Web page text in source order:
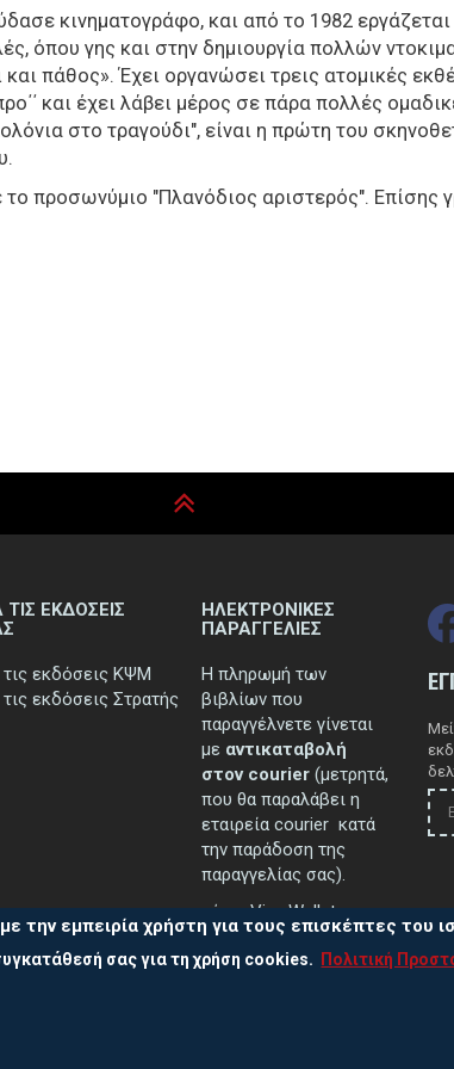
κινηματογράφο, και από το 1982
όπου γης και στην δημιουργία πολλών
πάθος». Έχει οργανώσει τρεις ατομικές
και έχει λάβει μέρος σε πάρα πολλές
στο τραγούδι", είναι η πρώτη του
προσωνύμιο "Πλανόδιος αριστερός". Επίσης
ΤΙΣ ΕΚΔΟΣΕΙΣ
τις εκδόσεις ΚΨΜ
τις εκδόσεις Στρατής
ΗΛΕΚΤΡΟΝΙΚΕΣ
ΠΑΡΑΓΓΕΛΙΕΣ
Η πληρωμή των
βιβλίων που
παραγγέλνετε γίνεται
με αντικαταβολή
στον courier (μετρητά,
που θα παραλάβει η
εταιρεία courier κατά
την παράδοση της
παραγγελίας σας).
μέσω Viva Wallet.
..περισσότερα
την εμπειρία χρήστη για τους επισκέπτες του
σας για τη χρήση cookies.
Πολιτική